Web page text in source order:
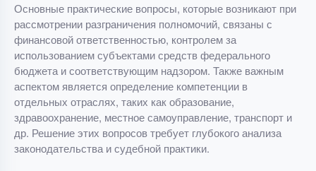
Основные практические вопросы, которые возникают при
рассмотрении разграничения полномочий, связаны с
финансовой ответственностью, контролем за
использованием субъектами средств федерального
бюджета и соответствующим надзором. Также важным
аспектом является определение компетенции в
отдельных отраслях, таких как образование,
здравоохранение, местное самоуправление, транспорт и
др. Решение этих вопросов требует глубокого анализа
законодательства и судебной практики.